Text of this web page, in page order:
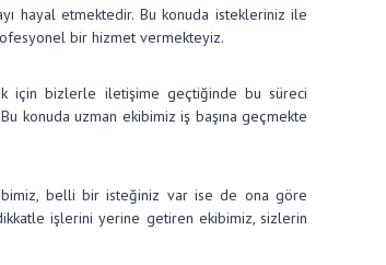
hayal etmektedir. Bu konuda istekleriniz ile
bir hizmet vermekteyiz.
için bizlerle iletişime geçtiğinde bu süreci
konuda uzman ekibimiz iş başına geçmekte
belli bir isteğiniz var ise de ona göre
işlerini yerine getiren ekibimiz, sizlerin